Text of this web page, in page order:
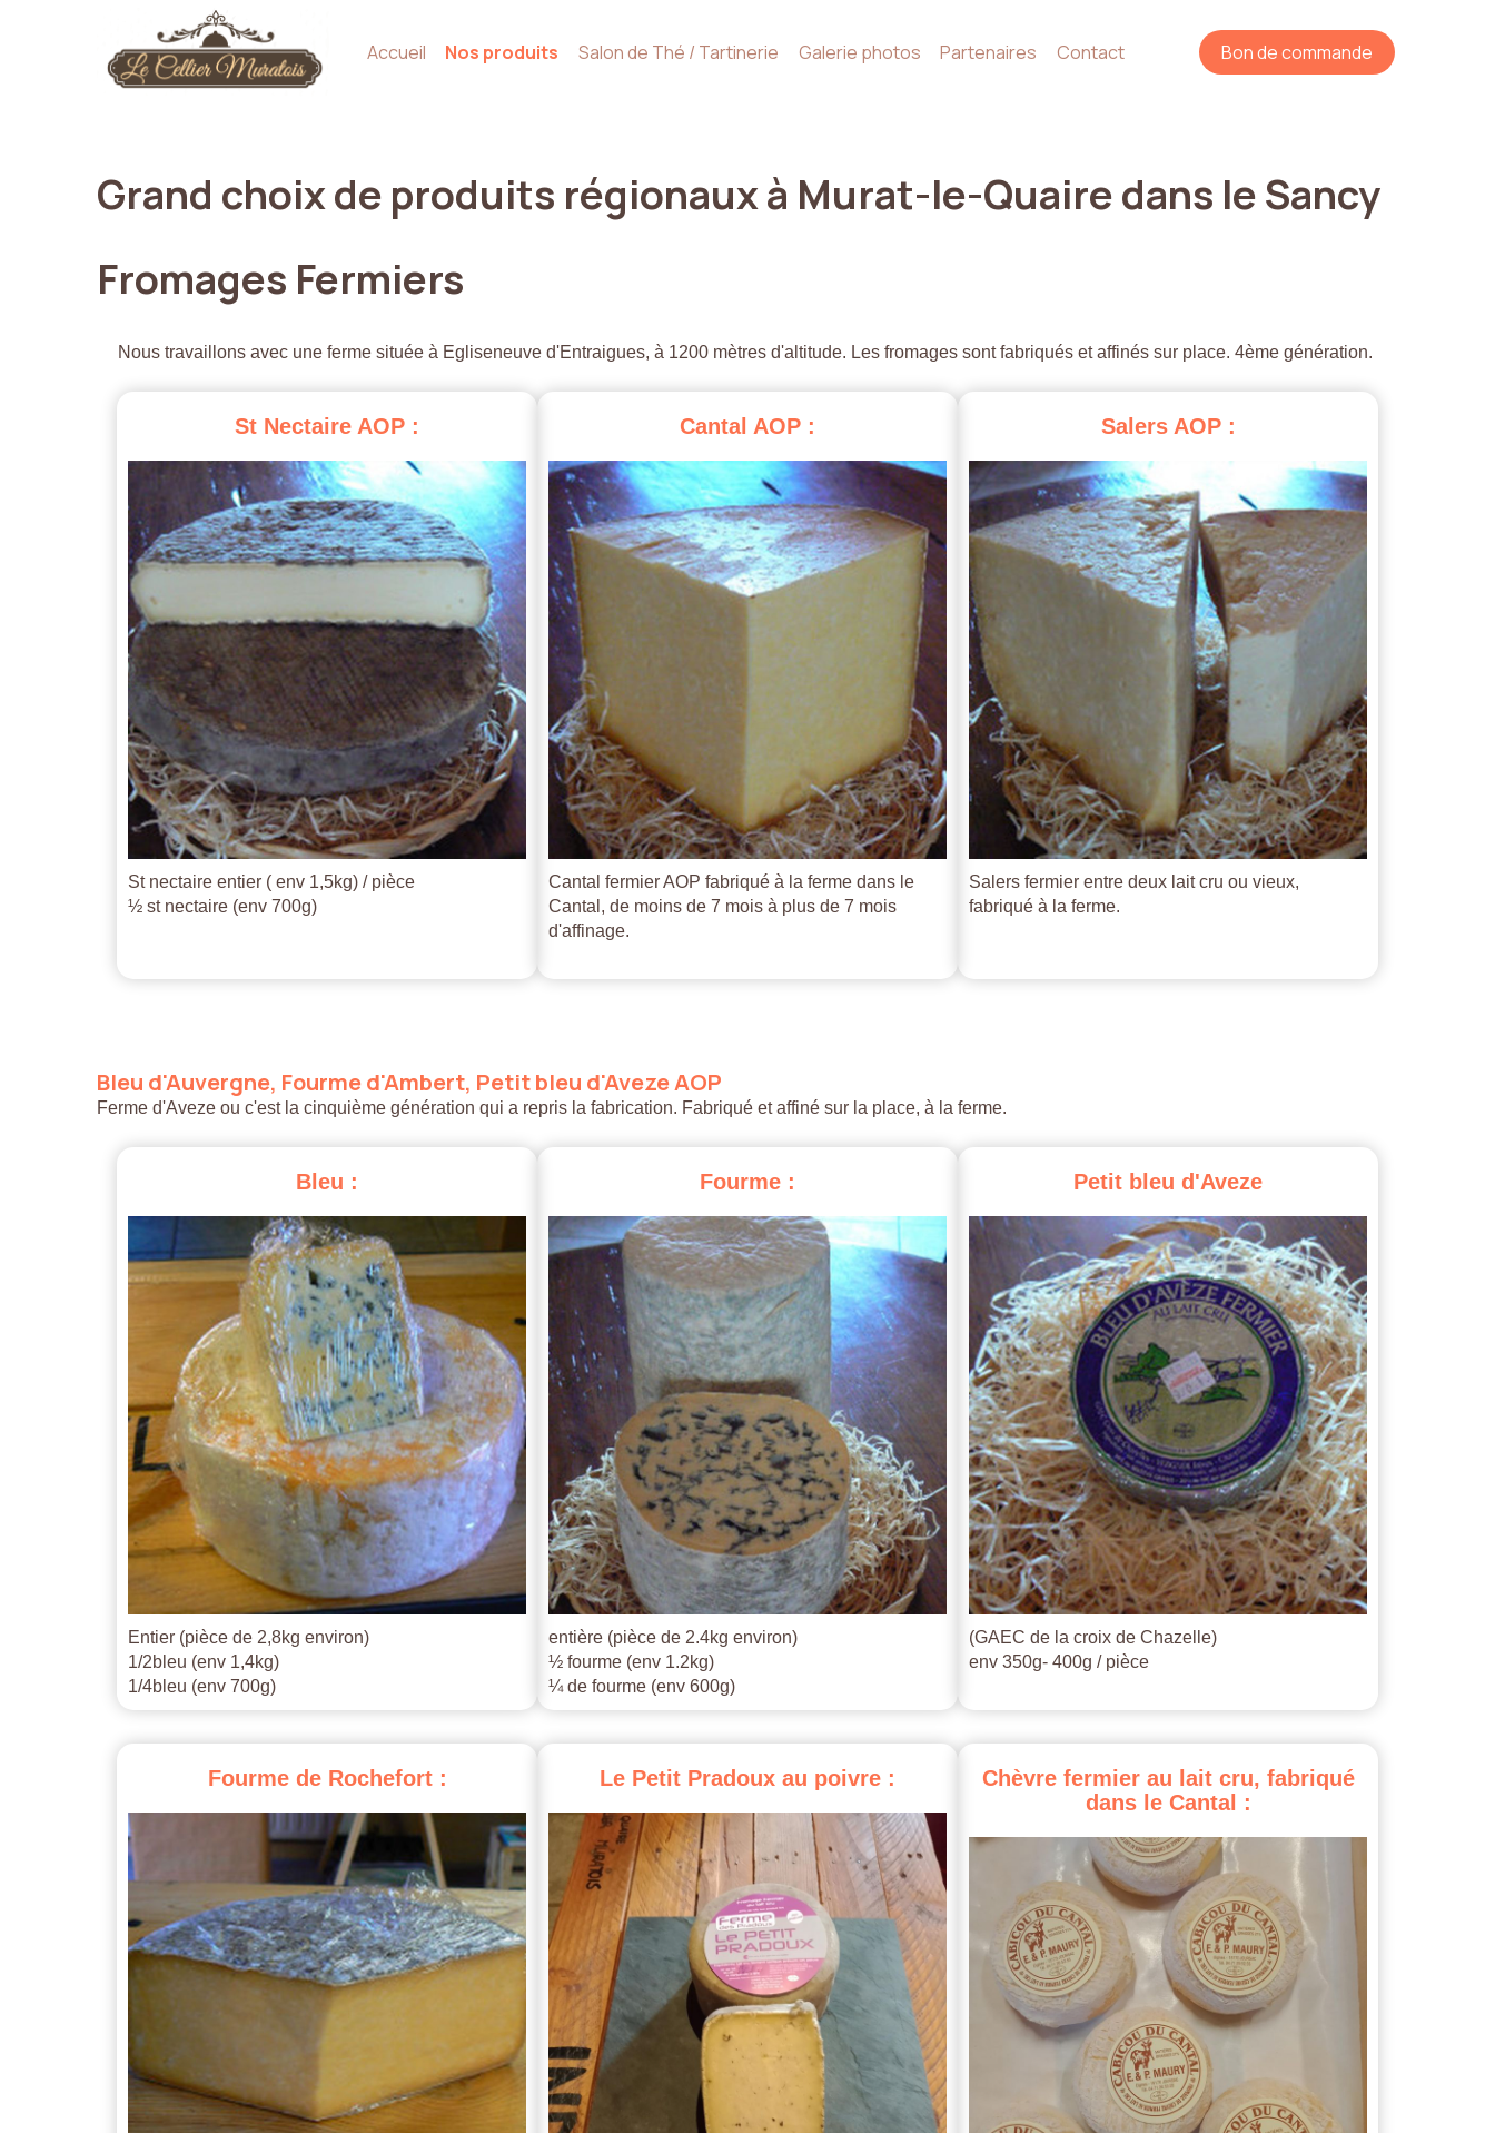
Accueil Nos produits Salon de Thé / Tartinerie Galerie photos Partenaires Contact Bon de commande
Grand choixde produits régionauxà Murat-le-Quairedans leSancy
Fromages Fermiers
Nous travaillons avec une ferme située à Egliseneuve d'Entraigues, à 1200 mètres d'altitude. Les fromages sont fabriqués et affinés sur place. 4ème génération.
St Nectaire AOP :
St nectaire entier ( env 1,5kg) / pièce
½ st nectaire (env 700g)
Cantal AOP :
Cantal fermier AOP fabriqué à la ferme dans le
Cantal, de moins de 7 mois à plus de 7 mois
d'affinage.
Salers AOP :
Salers fermier entre deux lait cru ou vieux,
fabriqué à la ferme.
Bleu d'Auvergne, Fourmed'Ambert, Petitbleu d'AvezeAOP
Ferme d'Aveze ou c'est la cinquième génération qui a repris la fabrication. Fabriqué et affiné sur la place, à la ferme.
Bleu :
Entier (pièce de 2,8kg environ)
1/2bleu (env 1,4kg)
1/4bleu (env 700g)
Fourme :
entière (pièce de 2.4kg environ)
½ fourme (env 1.2kg)
¼ de fourme (env 600g)
Petit bleu d'Aveze
(GAEC de la croix de Chazelle)
env 350g- 400g / pièce
Fourme de Rochefort : Le Petit Pradoux au poivre : Chèvre fermier au lait cru, fabriqué
dans le Cantal :